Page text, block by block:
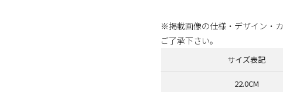
※掲載画像の仕様・デザイン・
ご了承下さい。
サイズ表記
22.0CM